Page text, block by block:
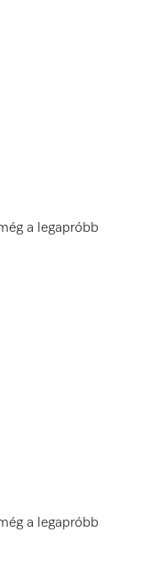
a legapróbb
a legapróbb